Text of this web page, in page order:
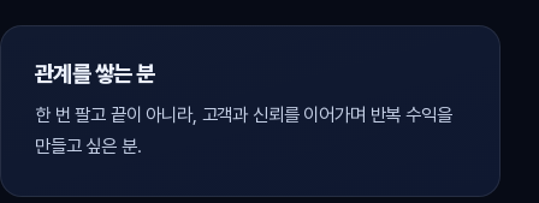
관계를 쌓는 분
한 번 팔고 끝이 아니라, 고객과 신뢰를 이어가며 반복 수익을
만들고 싶은 분.